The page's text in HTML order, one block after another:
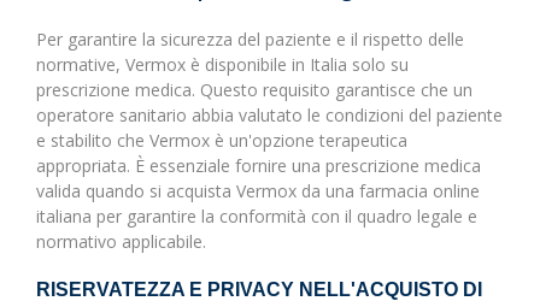
Per garantire la sicurezza del paziente e il rispetto delle
normative, Vermox è disponibile in Italia solo su
prescrizione medica. Questo requisito garantisce che un
operatore sanitario abbia valutato le condizioni del paziente
e stabilito che Vermox è un'opzione terapeutica
appropriata. È essenziale fornire una prescrizione medica
valida quando si acquista Vermox da una farmacia online
italiana per garantire la conformità con il quadro legale e
normativo applicabile.
RISERVATEZZA E PRIVACY NELL'ACQUISTO DI